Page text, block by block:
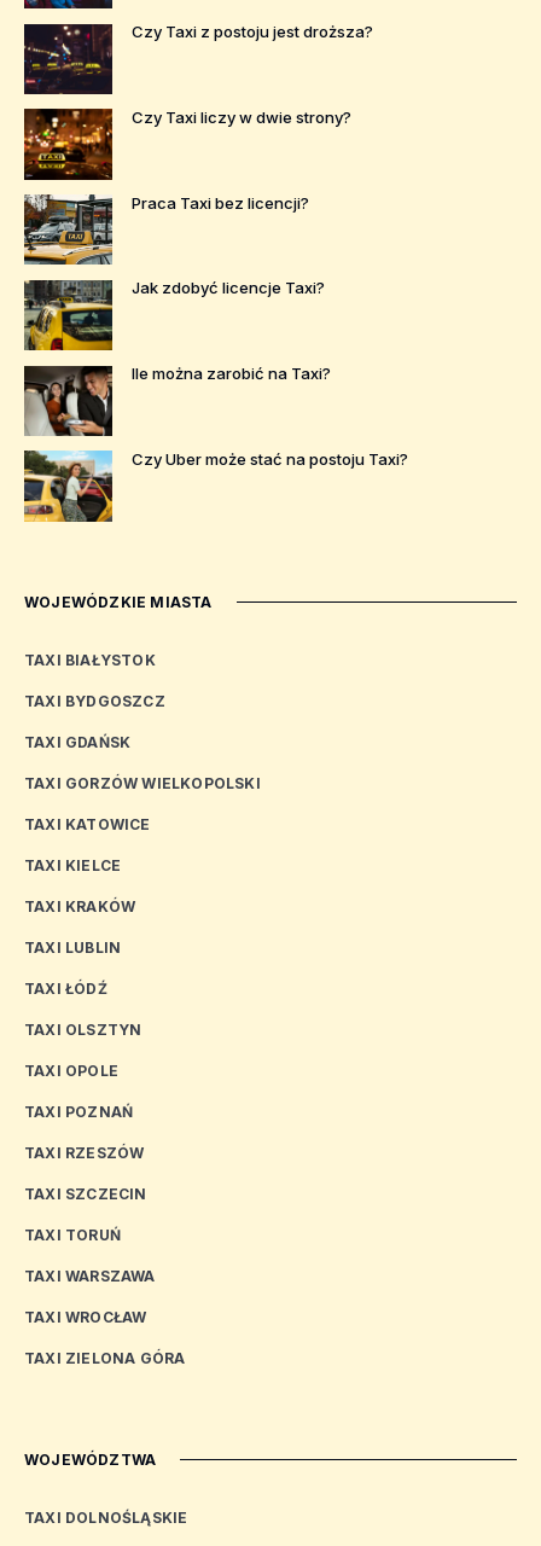
Czy Taxi z postoju jest droższa?
Czy Taxi liczy w dwie strony?
Praca Taxi bez licencji?
Jak zdobyć licencje Taxi?
Ile można zarobić na Taxi?
Czy Uber może stać na postoju Taxi?
WOJEWÓDZKIE MIASTA
TAXI BIAŁYSTOK
TAXI BYDGOSZCZ
TAXI GDAŃSK
TAXI GORZÓW WIELKOPOLSKI
TAXI KATOWICE
TAXI KIELCE
TAXI KRAKÓW
TAXI LUBLIN
TAXI ŁÓDŹ
TAXI OLSZTYN
TAXI OPOLE
TAXI POZNAŃ
TAXI RZESZÓW
TAXI SZCZECIN
TAXI TORUŃ
TAXI WARSZAWA
TAXI WROCŁAW
TAXI ZIELONA GÓRA
WOJEWÓDZTWA
TAXI DOLNOŚLĄSKIE